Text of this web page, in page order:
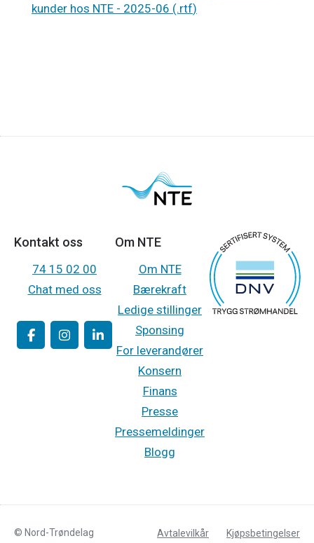
kunder hos NTE - 2025-06 (.rtf)
Kontakt oss
74 15 02 00
Chat med oss
Om NTE
Om NTE
Bærekraft
Ledige stillinger
Sponsing
For leverandører
Konsern
Finans
Presse
Pressemeldinger
Blogg
© Nord-Trøndelag Avtalevilkår Kjøpsbetingelser